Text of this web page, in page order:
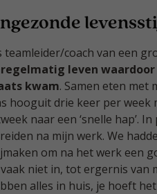
teamleider/coach van een
leven
kwam. Samen eten met
hooguit drie keer per week
naar een ‘snelle hap’.
na mijn werk. We
om na het werk een
niet in, tot ergernis van
alles in huis, je hoeft